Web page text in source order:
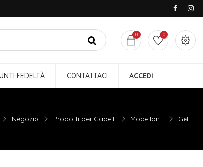
0 0
FEDELTÀ CONTATTACI ACCEDI
Negozio Prodotti per Capelli Modellanti Gel